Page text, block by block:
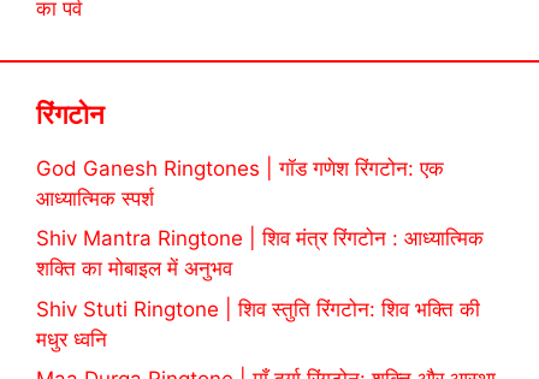
का पर्व
रिंगटोन
God Ganesh Ringtones | गॉड गणेश रिंगटोन: एक
आध्यात्मिक स्पर्श
Shiv Mantra Ringtone | शिव मंत्र रिंगटोन : आध्यात्मिक
शक्ति का मोबाइल में अनुभव
Shiv Stuti Ringtone | शिव स्तुति रिंगटोन: शिव भक्ति की
मधुर ध्वनि